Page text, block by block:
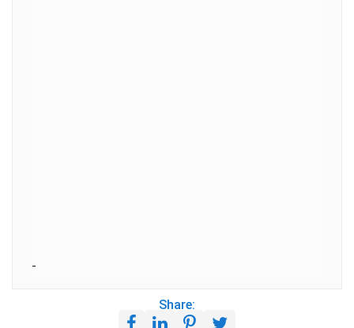
Share: